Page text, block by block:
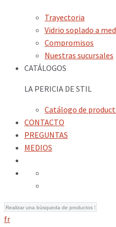
Trayectoria
Vidrio soplado a
Compromisos
Nuestras sucursales
CATÁLOGOS
LA PERICIA DE STIL
Catálogo de
CONTACTO
PREGUNTAS
MEDIOS
fr